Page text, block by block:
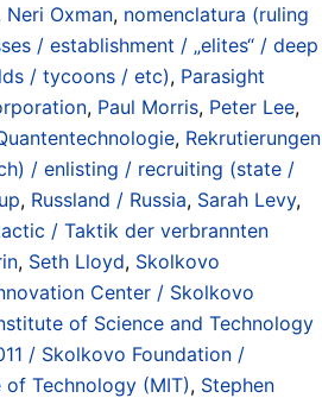
Neri Oxman, nomenclatura (ruling
/ establishment / „elites“ / deep
/ tycoons / etc), Parasight
, Paul Morris, Peter Lee,
, Rekrutierungen
/ enlisting / recruiting (state /
, Russland / Russia, Sarah Levy,
/ Taktik der verbrannten
, Seth Lloyd, Skolkovo
Center / Skolkovo
of Science and Technology
/ Skolkovo Foundation /
Technology (MIT), Stephen